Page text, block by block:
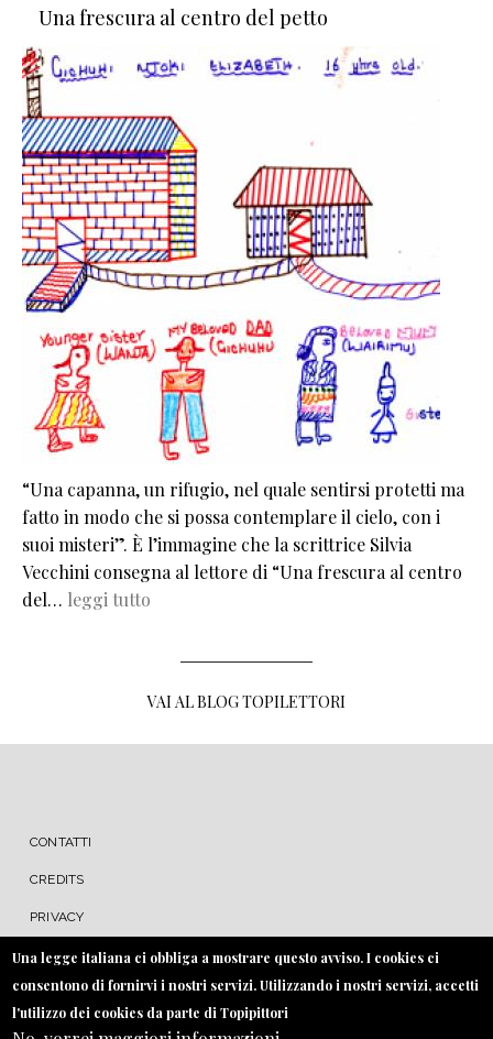
Una frescura al centro del petto
“Una capanna, un rifugio, nel quale sentirsi protetti ma
fatto in modo che si possa contemplare il cielo, con i
suoi misteri”. È l’immagine che la scrittrice Silvia
Vecchini consegna al lettore di “Una frescura al centro
del… leggi tutto
VAI AL BLOG TOPILETTORI
MENU FOOTER
CONTATTI
CREDITS
PRIVACY
COOKIE
Una legge italiana ci obbliga a mostrare questo avviso. I cookies ci
consentono di fornirvi i nostri servizi. Utilizzando i nostri servizi, accetti
l'utilizzo dei cookies da parte di Topipittori